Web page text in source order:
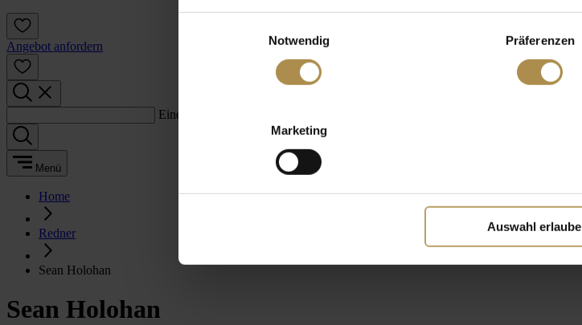
Notwendig
Präferenzen
Marketing
Auswahl
Angebot anfordern
Einen Suchbegriff eingeben:
Menü
Home
Redner
Sean Holohan
Sean Holohan